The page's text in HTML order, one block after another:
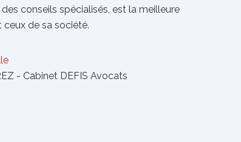
conseils spécialisés, est la meilleure
de sa société.
- Cabinet DEFIS Avocats